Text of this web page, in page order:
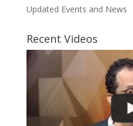
Updated Events and News
Recent Videos